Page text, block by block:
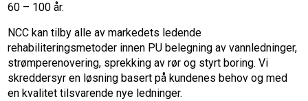
60 – 100 år.
NCC kan tilby alle av markedets ledende
rehabiliteringsmetoder innen PU belegning av vannledninger,
strømperenovering, sprekking av rør og styrt boring. Vi
skreddersyr en løsning basert på kundenes behov og med
en kvalitet tilsvarende nye ledninger.